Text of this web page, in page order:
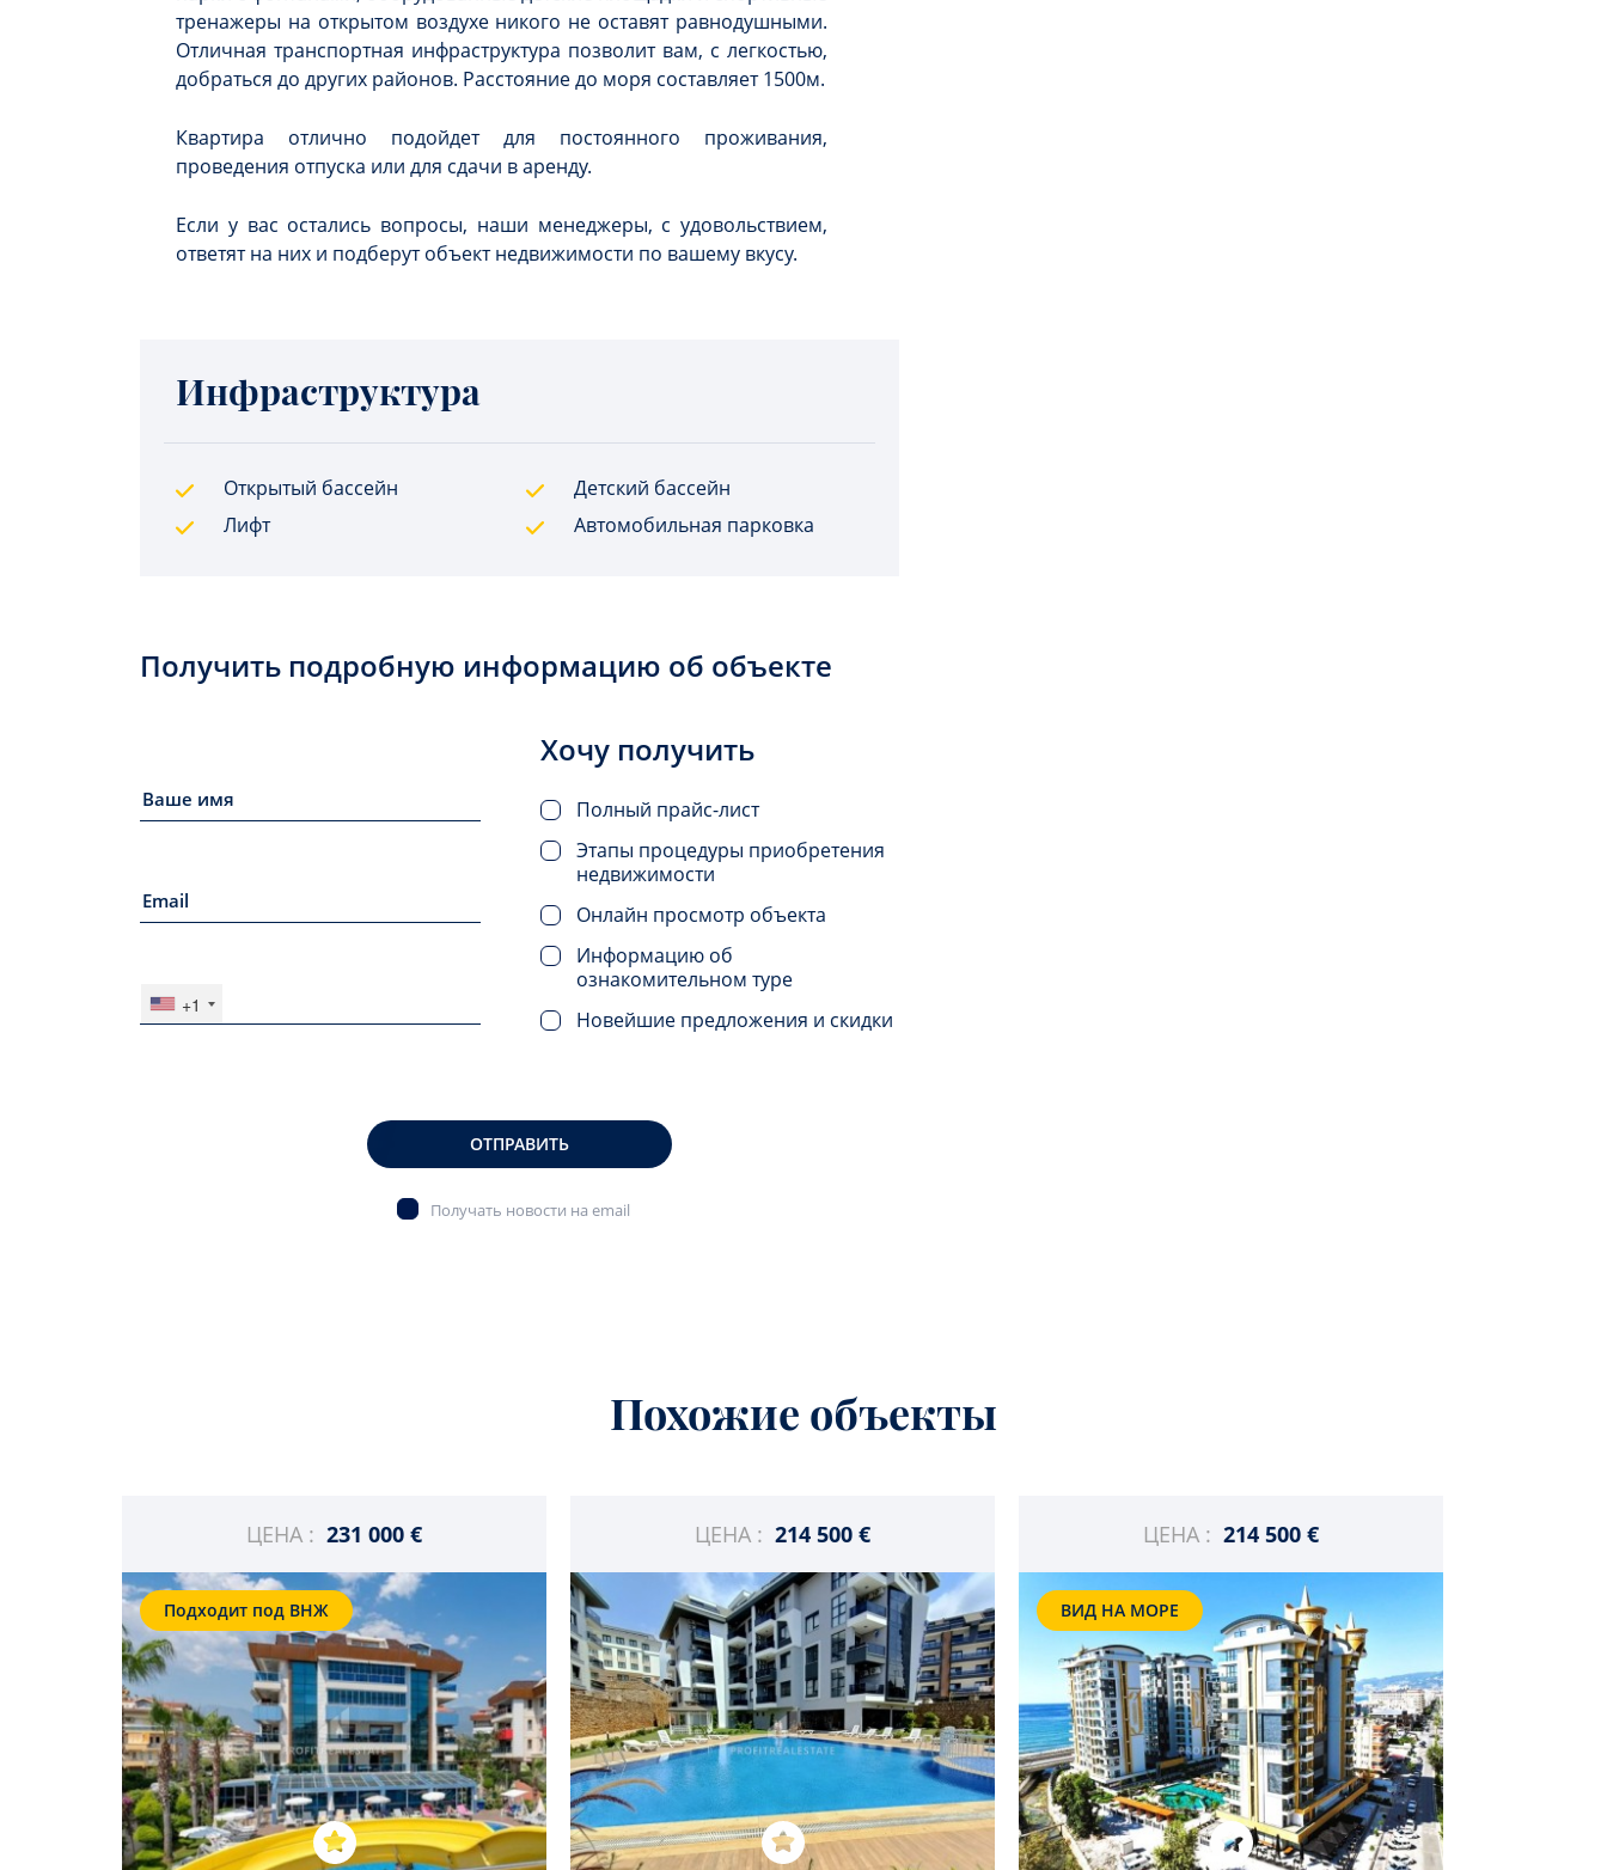
тренажеры на открытом воздухе никого не оставят равнодушными.
Отличная транспортная инфраструктура позволит вам, с легкостью,
добраться до других районов. Расстояние до моря составляет 1500м.
Квартира отлично подойдет для постоянного проживания,
проведения отпуска или для сдачи в аренду.
Если у вас остались вопросы, наши менеджеры, с удовольствием,
ответят на них и подберут объект недвижимости по вашему вкусу.
Инфраструктура
Открытый бассейн
Детский бассейн
Лифт
Автомобильная парковка
Получить подробную информацию об объекте
+1
Хочу получить
Полный прайс-лист
Этапы процедуры приобретения
недвижимости
Онлайн просмотр объекта
Информацию об
ознакомительном туре
Новейшие предложения и скидки
ОТПРАВИТЬ
Получать новости на email
Похожие объекты
ЦЕНА : 231 000 €
Подходит под ВНЖ
ЦЕНА : 214 500 € ЦЕНА : 214 500 €
ВИД НА МОРЕ